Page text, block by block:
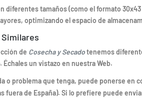
diferentes tamaños (como el formato
optimizando el espacio de
de Cosecha y Secadotenemos
. Échales un vistazo en nuestra Web.
o problema que tenga, puede ponerse en
fuera de España). Si lo prefiere puede